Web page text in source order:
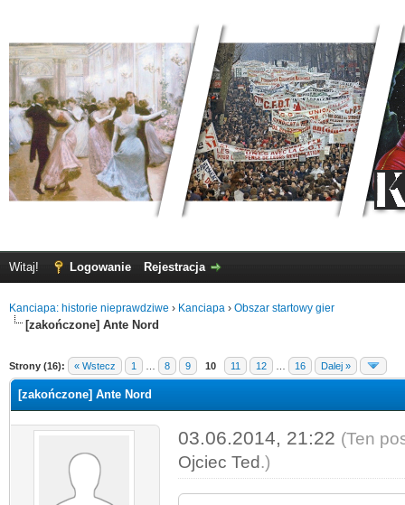
Witaj! Logowanie Rejestracja
Kanciapa: historie nieprawdziwe › Kanciapa › Obszar startowy gier
[zakończone] Ante Nord
Strony (16): « Wstecz 1 8 9 10 11 12 16 Dalej »
[zakończone] Ante Nord
03.06.2014, 21:22 (Ten
Ojciec Ted.)